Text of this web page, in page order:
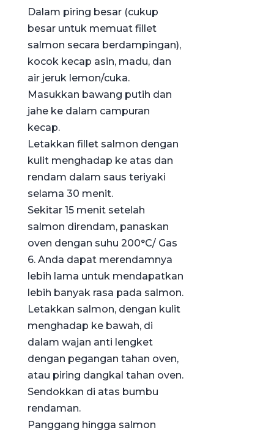
Dalam piring besar (cukup
besar untuk memuat fillet
salmon secara berdampingan),
kocok kecap asin, madu, dan
air jeruk lemon/cuka.
Masukkan bawang putih dan
jahe ke dalam campuran
kecap.
Letakkan fillet salmon dengan
kulit menghadap ke atas dan
rendam dalam saus teriyaki
selama 30 menit.
Sekitar 15 menit setelah
salmon direndam, panaskan
oven dengan suhu 200°C/ Gas
6. Anda dapat merendamnya
lebih lama untuk mendapatkan
lebih banyak rasa pada salmon.
Letakkan salmon, dengan kulit
menghadap ke bawah, di
dalam wajan anti lengket
dengan pegangan tahan oven,
atau piring dangkal tahan oven.
Sendokkan di atas bumbu
rendaman.
Panggang hingga salmon